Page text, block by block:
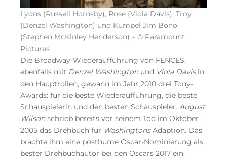
Lyons (Russell Hornsby), Rose (Viola Davis), Troy
(Denzel Washington) und Kumpel Jim Bono
(Stephen McKinley Henderson) – © Paramount
Pictures
Die Broadway-Wiederaufführung von FENCES,
ebenfalls mit Denzel Washingtonund Viola Davisin
den Hauptrollen, gewann im Jahr 2010 drei Tony-
Awards: für die beste Wiederaufführung, die beste
Schauspielerin und den besten Schauspieler. August
Wilsonschrieb bereits vor seinem Tod im Oktober
2005 das Drehbuch für WashingtonsAdaption. Das
brachte ihm eine posthume Oscar-Nominierung als
bester Drehbuchautor bei den Oscars 2017 ein.